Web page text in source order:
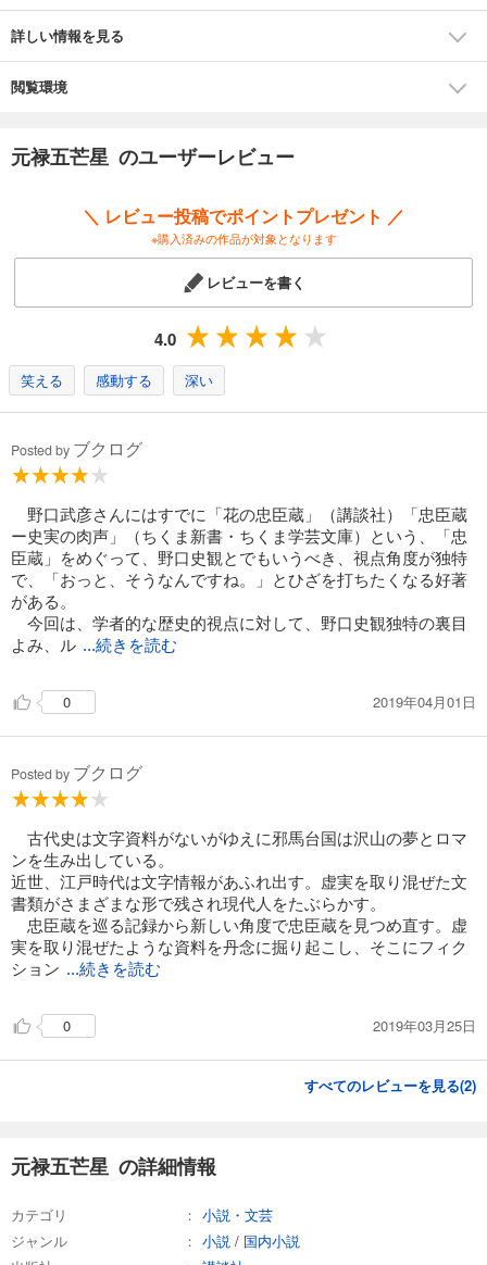
詳しい情報を見る
閲覧環境
元禄五芒星 のユーザーレビュー
＼ レビュー投稿でポイントプレゼント ／
※購入済みの作品が対象となります
レビューを書く
4.0
笑える 感動する 深い
Posted by ブクログ
野口武彦さんにはすでに「花の忠臣蔵」（講談社）「忠臣蔵
ー史実の肉声」（ちくま新書・ちくま学芸文庫）という、「忠
臣蔵」をめぐって、野口史観とでもいうべき、視点角度が独特
で、「おっと、そうなんですね。」とひざを打ちたくなる好著
がある。
今回は、学者的な歴史的視点に対して、野口史観独特の裏目
よみ、ル ...続きを読む
0 2019年04月01日
Posted by ブクログ
古代史は文字資料がないがゆえに邪馬台国は沢山の夢とロマ
ンを生み出している。
近世、江戸時代は文字情報があふれ出す。虚実を取り混ぜた文
書類がさまざまな形で残され現代人をたぶらかす。
忠臣蔵を巡る記録から新しい角度で忠臣蔵を見つめ直す。虚
実を取り混ぜたような資料を丹念に掘り起こし、そこにフィク
ション ...続きを読む
0 2019年03月25日
すべてのレビューを見る(2)
元禄五芒星 の詳細情報
カテゴリ
小説・文芸
ジャンル
小説 / 国内小説